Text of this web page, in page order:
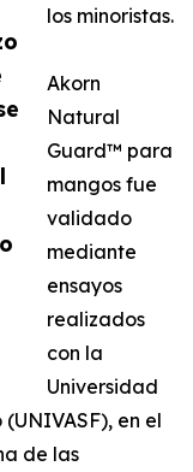
los minoristas.
Akorn
Natural
Guard™ para
mangos fue
validado
mediante
ensayos
realizados
con la
Universidad
en el
de las